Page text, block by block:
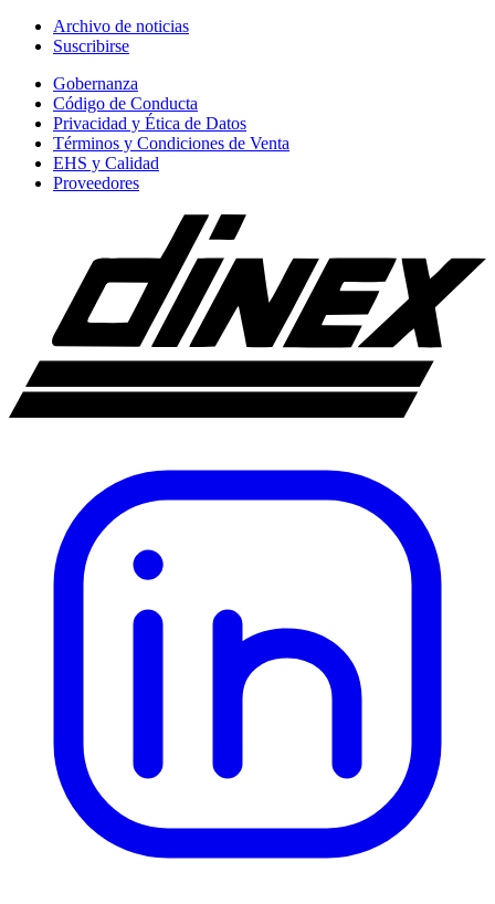
Archivo de noticias
Suscribirse
Gobernanza
Código de Conducta
Privacidad y Ética de Datos
Términos y Condiciones de Venta
EHS y Calidad
Proveedores